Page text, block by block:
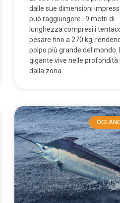
dalle sue dimensioni
può raggiungere i 9 metri di
lunghezza compresi i
pesare fino a 270 kg,
polpo più grande del mondo.
gigante vive nelle profondità
dalla zona